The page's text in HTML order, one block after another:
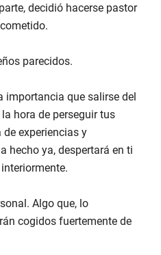
decidió hacerse pastor
parecidos.
importancia que salirse del
hora de perseguir tus
experiencias y
hecho ya, despertará en ti
Algo que, lo
cogidos fuertemente de